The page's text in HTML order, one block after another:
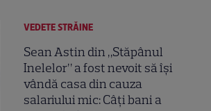
VEDETE STRĂINE
Sean Astin din „Stăpânul
Inelelor” a fost nevoit să își
vândă casa din cauza
salariului mic: Câți bani a